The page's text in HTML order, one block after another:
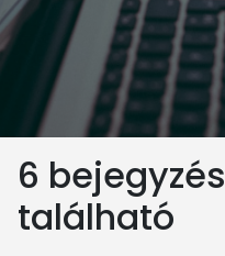
6 bejegyzés
található